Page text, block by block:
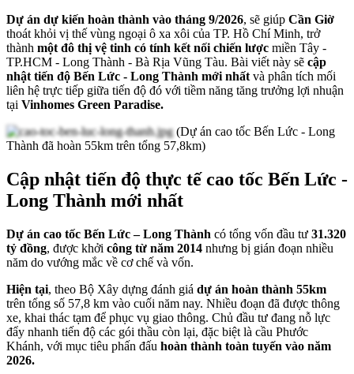
Dự án dự kiến hoàn thành vào tháng 9/2026, sẽ giúp Cần Giờ
thoát khỏi vị thế vùng ngoại ô xa xôi của TP. Hồ Chí Minh, trở
thành một đô thị vệ tinh có tính kết nối chiến lược miền Tây -
TP.HCM - Long Thành - Bà Rịa Vũng Tàu. Bài viết này sẽ cập
nhật tiến độ Bến Lức - Long Thành mới nhất và phân tích mối
liên hệ trực tiếp giữa tiến độ đó với tiềm năng tăng trưởng lợi nhuận
tại Vinhomes Green Paradise.
(Dự án cao tốc Bến Lức - Long
Thành đã hoàn 55km trên tổng 57,8km)
Cập nhật tiến độ thực tế cao tốc Bến Lức -
Long Thành mới nhất
Dự án cao tốc Bến Lức – Long Thành có tổng vốn đầu tư 31.320
tỷ đồng, được khởi công từ năm 2014 nhưng bị gián đoạn nhiều
năm do vướng mắc về cơ chế và vốn.
Hiện tại, theo Bộ Xây dựng đánh giá dự án hoàn thành 55km
trên tổng số 57,8 km vào cuối năm nay. Nhiều đoạn đã được thông
xe, khai thác tạm để phục vụ giao thông. Chủ đầu tư đang nỗ lực
đẩy nhanh tiến độ các gói thầu còn lại, đặc biệt là cầu Phước
Khánh, với mục tiêu phấn đấu hoàn thành toàn tuyến vào năm
2026.